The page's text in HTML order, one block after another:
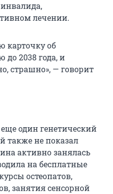
инвалида,
лечении.
карточку об
2038 года, и
страшно», — говорит
один генетический
также не показал
активно занялась
на бесплатные
остеопатов,
занятия сенсорной